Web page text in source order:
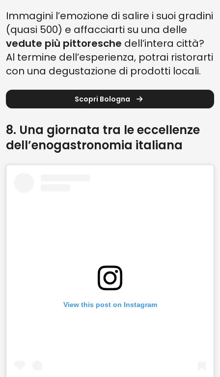
Immagini l’emozione di salire i suoi gradini
(quasi 500) e affacciarti su una delle
vedute più pittoresche dell’intera città?
Al termine dell’esperienza, potrai ristorarti
con una degustazione di prodotti locali.
Scopri Bologna
8. Una giornata tra le eccellenze
dell’enogastronomia italiana
View this post on Instagram